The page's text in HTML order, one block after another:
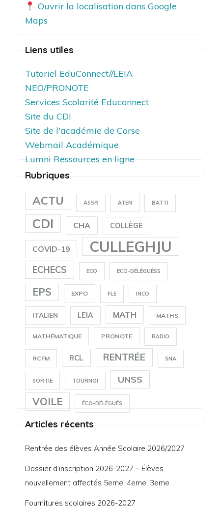
Ouvrir la localisation dans Google
Maps
Liens utiles
Tutoriel EduConnect//LEIA
NEO/PRONOTE
Services Scolarité Educonnect
Site du CDI
Site de l'académie de Corse
Webmail Académique
Lumni Ressources en ligne
Rubriques
ACTU ASSR ATEN BATTI
CDI CHA COLLÈGE
COVID-19 CULLEGHJU
ECHECS ECO ECO-DÉLÈGUÉSS
EPS EXPO FLE INCO
ITALIEN LEIA MATH MATHS
MATHÉMATIQUE PRONOTE RADIO
RCFM RCL RENTRÉE SNA
SORTIE TOURNOI UNSS
VOILE ÉCO-DÉLÉGUÉS
Articles récents
Rentrée des élèves Année Scolaire 2026/2027
Dossier d’inscription 2026-2027 – Élèves
nouvellement affectés 5eme, 4eme, 3eme
Fournitures scolaires 2026-2027